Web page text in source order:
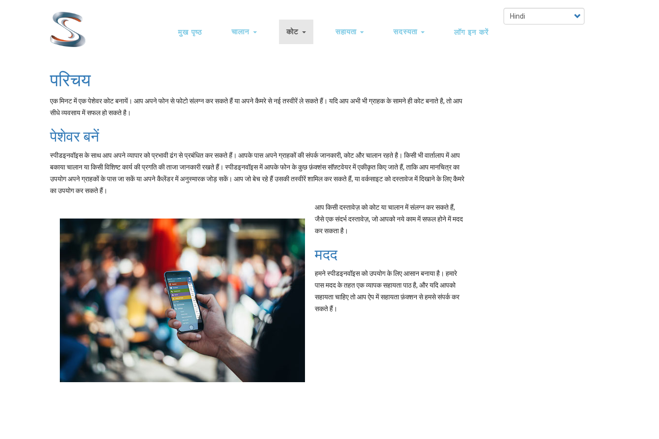
Select
your
Main
navigation
मुख पृष्ठ चालान कोट सहायता सदस्यता लॉग इन करें
परिचय
एक मिनट में एक पेशेवर कोट बनायें। आप अपने फोन से फोटो संलग्न कर सकते हैं या अपने कैमरे से नई तस्वीरें ले सकते हैं। यदि आप अभी भी ग्राहक के सामने ही कोट बनाते है, तो आप
सीधे व्यवसाय में सफल हो सकते है।
पेशेवर बनें
स्पीडइनवॉइस के साथ आप अपने व्यापार को प्रभावी ढंग से प्रबंधित कर सकते हैं। आपके पास अपने ग्राहकों की संपर्क जानकारी, कोट और चालान रहते है। किसी भी वार्तालाप में आप
बकाया चालान या किसी विशिष्ट कार्य की प्रगति की ताजा जानकारी रखते हैं। स्पीडइनवॉइस में आपके फोन के कुछ फ़ंक्शंस सॉफ़्टवेयर में एकीकृत किए जाते हैं, ताकि आप मानचित्र का
उपयोग अपने ग्राहकों के पास जा सकें या अपने कैलेंडर में अनुस्मारक जोड़ सकें। आप जो बेच रहे हैं उसकी तस्वीरें शामिल कर सकते हैं, या वर्कसाइट को दस्तावेज में दिखाने के लिए कैमरे
का उपयोग कर सकते हैं।
आप किसी दस्तावेज़ को कोट या चालान में संलग्न कर सकते हैं,
जैसे एक संदर्भ दस्तावेज़, जो आपको नये काम में सफल होने में मदद
कर सकता है।
मदद
हमने स्पीडइनवॉइस को उपयोग के लिए आसान बनाया है। हमारे
पास मदद के तहत एक व्यापक सहायता पाठ है, और यदि आपको
सहायता चाहिए तो आप ऐप में सहायता फ़ंक्शन से हमसे संपर्क कर
सकते हैं।